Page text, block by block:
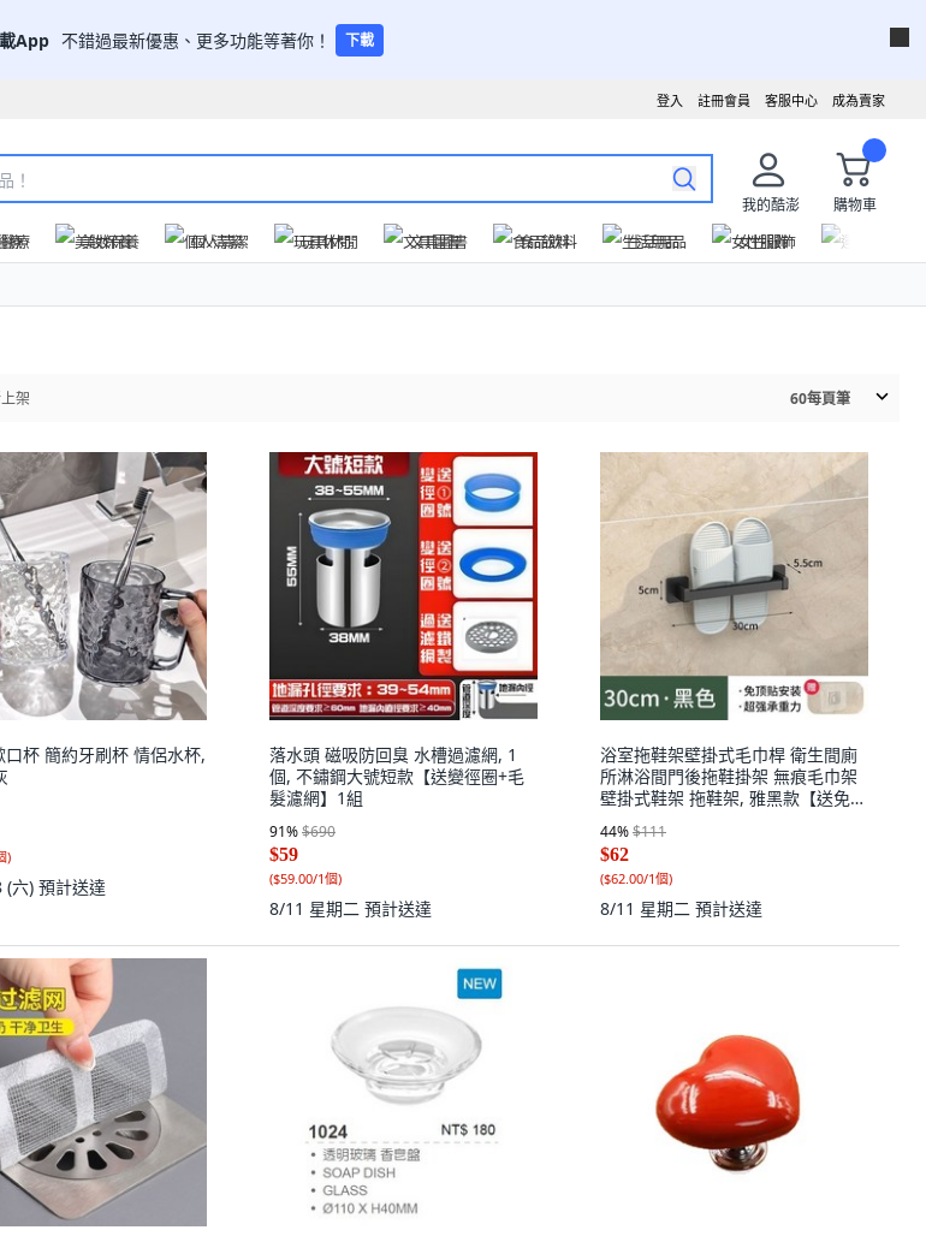
App 不錯過最新優惠、更多功能等著你！ 下載
成為賣家
客服中心
註冊會員
登入
我的酷澎
購物車
療 美妝保養 個人清潔 玩具休閒 文具圖書 食品飲料 生活用品 女性服飾
架 60每頁筆
口杯 簡約牙刷杯 情侶水杯,
)
(六) 預計送達
落水頭 磁吸防回臭 水槽過濾網, 1
個, 不鏽鋼大號短款【送變徑圈+毛
髮濾網】1組
91%$690
$59
($59.00/1個)
8/11 星期二 預計送達
浴室拖鞋架壁掛式毛巾桿 衛生間廁
所淋浴間門後拖鞋掛架 無痕毛巾架
壁掛式鞋架 拖鞋架, 雅黑款【送免釘
貼】,29cm【一雙款】適合1成人, 1
個
44%$111
$62
($62.00/1個)
8/11 星期二 預計送達